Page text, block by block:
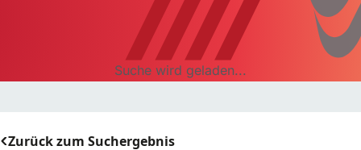
Suche wird geladen...
Zurück zum Suchergebnis